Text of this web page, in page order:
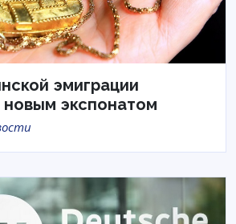
эмиграции
новым экспонатом